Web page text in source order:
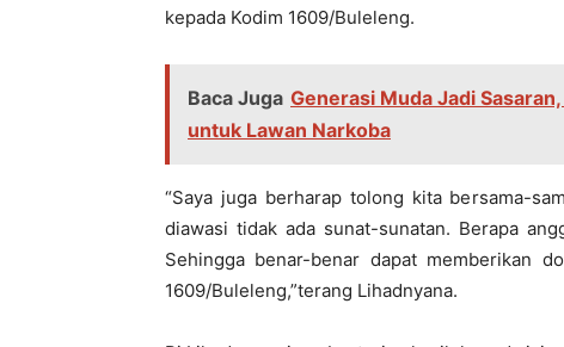
kepada Kodim 1609/Buleleng.
Baca Juga Generasi Muda Jadi
untuk Lawan Narkoba
“Saya juga berharap tolong kita bersama-
diawasi tidak ada sunat-sunatan. Berapa
Sehingga benar-benar dapat memberikan
1609/Buleleng,”terang Lihadnyana.